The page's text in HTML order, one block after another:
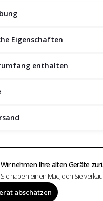
Eigenschaften
enthalten
Wir nehmen Ihre alten Geräte
Sie haben einen Mac, den Sie
abschätzen